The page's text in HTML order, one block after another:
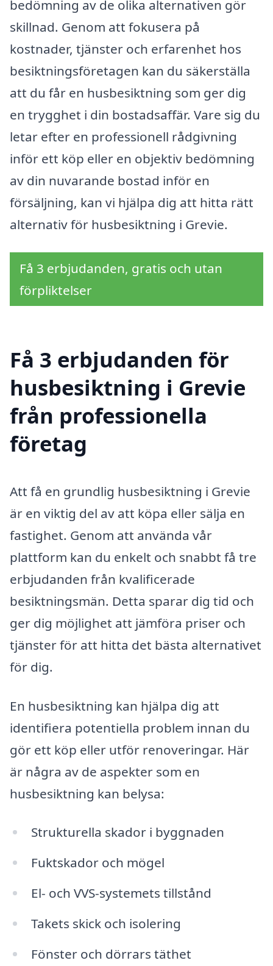
bedömning av de olika alternativen gör
skillnad. Genom att fokusera på
kostnader, tjänster och erfarenhet hos
besiktningsföretagen kan du säkerställa
att du får en husbesiktning som ger dig
en trygghet i din bostadsaffär. Vare sig du
letar efter en professionell rådgivning
inför ett köp eller en objektiv bedömning
av din nuvarande bostad inför en
försäljning, kan vi hjälpa dig att hitta rätt
alternativ för husbesiktning i Grevie.
Få 3 erbjudanden, gratis och utan
förpliktelser
Få 3 erbjudanden för
husbesiktning i Grevie
från professionella
företag
Att få en grundlig husbesiktning i Grevie
är en viktig del av att köpa eller sälja en
fastighet. Genom att använda vår
plattform kan du enkelt och snabbt få tre
erbjudanden från kvalificerade
besiktningsmän. Detta sparar dig tid och
ger dig möjlighet att jämföra priser och
tjänster för att hitta det bästa alternativet
för dig.
En husbesiktning kan hjälpa dig att
identifiera potentiella problem innan du
gör ett köp eller utför renoveringar. Här
är några av de aspekter som en
husbesiktning kan belysa:
Strukturella skador i byggnaden
Fuktskador och mögel
El- och VVS-systemets tillstånd
Takets skick och isolering
Fönster och dörrars täthet